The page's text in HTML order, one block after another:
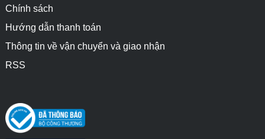
Chính sách
Hướng dẫn thanh toán
Thông tin về vận chuyển và giao nhận
RSS